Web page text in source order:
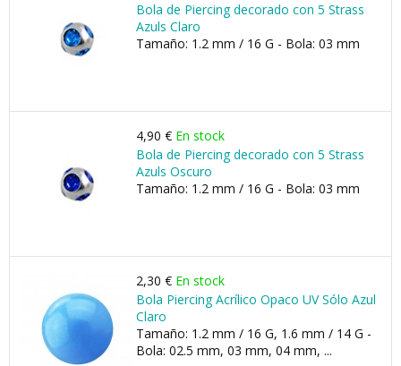
Bola de Piercing decorado con 5 Strass
Azuls Claro
Tamaño: 1.2 mm / 16 G - Bola: 03 mm
4,90 € En stock
Bola de Piercing decorado con 5 Strass
Azuls Oscuro
Tamaño: 1.2 mm / 16 G - Bola: 03 mm
2,30 € En stock
Bola Piercing Acrílico Opaco UV Sólo Azul
Claro
Tamaño: 1.2 mm / 16 G, 1.6 mm / 14 G -
Bola: 02.5 mm, 03 mm, 04 mm, ...